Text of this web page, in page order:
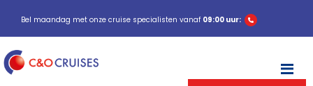
Bel maandag met onze cruise specialisten vanaf 09:00 uur: